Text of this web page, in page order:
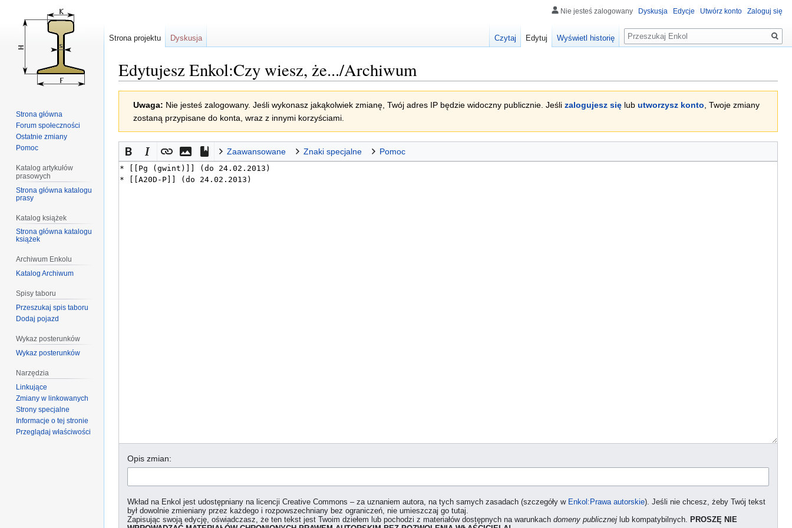
Edytujesz Enkol:Czy wiesz, że.../Archiwum
nawigacji
wyszukiwania
Uwaga: Nie jesteś zalogowany. Jeśli wykonasz jakąkolwiek zmianę, Twój adres IP będzie widoczny publicznie. Jeśli zalogujesz się lub utworzysz konto, Twoje zmiany
zostaną przypisane do konta, wraz z innymi korzyściami.
Zaawansowane Znaki specjalne Pomoc
Opis zmian:
Wkład na Enkol jest udostępniany na licencji Creative Commons – za uznaniem autora, na tych samych zasadach (szczegóły w Enkol:Prawa autorskie). Jeśli nie chcesz, żeby Twój tekst
był dowolnie zmieniany przez każdego i rozpowszechniany bez ograniczeń, nie umieszczaj go tutaj.
Zapisując swoją edycję, oświadczasz, że ten tekst jest Twoim dziełem lub pochodzi z materiałów dostępnych na warunkach domeny publicznej lub kompatybilnych. PROSZĘ NIE
Nie jesteś zalogowany Dyskusja Edycje Utwórz konto Zaloguj się
Strona projektu Dyskusja Czytaj Edytuj Wyświetl historię
Szukaj
Strona główna
Forum społeczności
Ostatnie zmiany
Pomoc
Katalog artykułów
prasowych
Strona główna katalogu
prasy
Katalog książek
Strona główna katalogu
książek
Archiwum Enkolu
Katalog Archiwum
Spisy taboru
Przeszukaj spis taboru
Dodaj pojazd
Wykaz posterunków
Wykaz posterunków
Narzędzia
Linkujące
Zmiany w linkowanych
Strony specjalne
Informacje o tej stronie
Przeglądaj właściwości